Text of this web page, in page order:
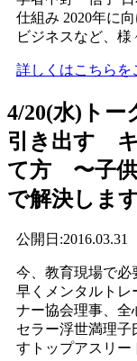
仕組み 2020年に
ビジネスなど、
詳しくはこちらを
4/20(水)トー
引き出す
て方 〜子
で解決します
公開日:2016.03.31
今、教育現場で必
早くメンタルトレ
ナー協会理事、全
セラー浮世満理
すトップアスリー